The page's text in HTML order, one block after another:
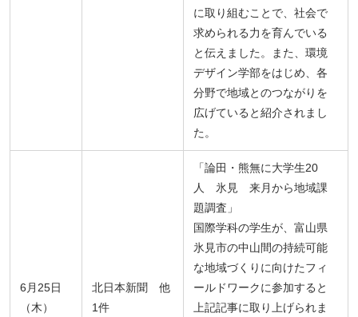
に取り組むことで、社会で
求められる力を育んでいる
と伝えました。また、環境
デザイン学部をはじめ、各
分野で地域とのつながりを
広げていると紹介されまし
た。
6月25日
（木）
北日本新聞 他
1件
「論田・熊無に大学生20
人 氷見 来月から地域課
題調査」
国際学科の学生が、富山県
氷見市の中山間の持続可能
な地域づくりに向けたフィ
ールドワークに参加すると
上記記事に取り上げられま